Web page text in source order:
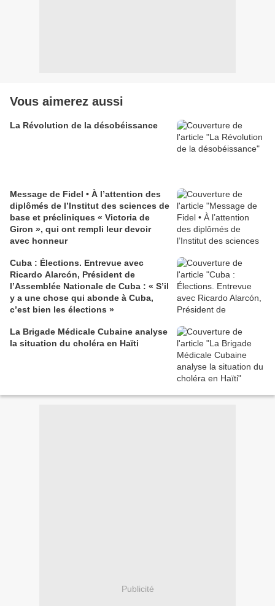
Vous aimerez aussi
La Révolution de la désobéissance
Message de Fidel • À l’attention des
diplômés de l’Institut des sciences de
base et précliniques « Victoria de
Giron », qui ont rempli leur devoir
avec honneur
Cuba : Élections. Entrevue avec
Ricardo Alarcón, Président de
l’Assemblée Nationale de Cuba : « S’il
y a une chose qui abonde à Cuba,
c’est bien les élections »
La Brigade Médicale Cubaine analyse
la situation du choléra en Haïti
Publicité